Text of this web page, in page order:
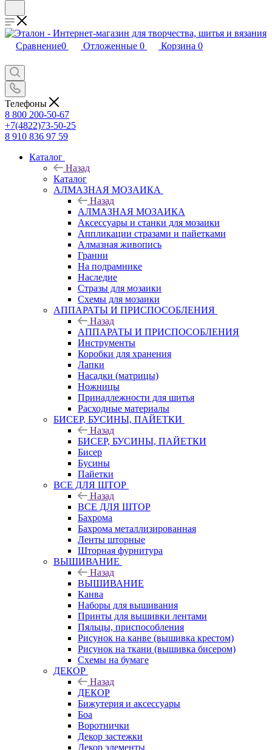
Сравнение0 Отложенные 0 Корзина 0
Телефоны
8 800 200-50-67
+7(4822)73-50-25
8 910 836 97 59
Каталог
Назад
Каталог
АЛМАЗНАЯ МОЗАИКА
Назад
АЛМАЗНАЯ МОЗАИКА
Аксессуары и станки для мозаики
Аппликации стразами и пайетками
Алмазная живопись
Гранни
На подрамнике
Наследие
Стразы для мозаики
Схемы для мозаики
АППАРАТЫ И ПРИСПОСОБЛЕНИЯ
Назад
АППАРАТЫ И ПРИСПОСОБЛЕНИЯ
Инструменты
Коробки для хранения
Лапки
Насадки (матрицы)
Ножницы
Принадлежности для шитья
Расходные материалы
БИСЕР, БУСИНЫ, ПАЙЕТКИ
Назад
БИСЕР, БУСИНЫ, ПАЙЕТКИ
Бисер
Бусины
Пайетки
ВСЕ ДЛЯ ШТОР
Назад
ВСЕ ДЛЯ ШТОР
Бахрома
Бахрома металлизированная
Ленты шторные
Шторная фурнитура
ВЫШИВАНИЕ
Назад
ВЫШИВАНИЕ
Канва
Наборы для вышивания
Принты для вышивки лентами
Пяльцы, приспособления
Рисунок на канве (вышивка крестом)
Рисунок на ткани (вышивка бисером)
Схемы на бумаге
ДЕКОР
Назад
ДЕКОР
Бижутерия и аксессуары
Боа
Воротнички
Декор застежки
Декор элементы